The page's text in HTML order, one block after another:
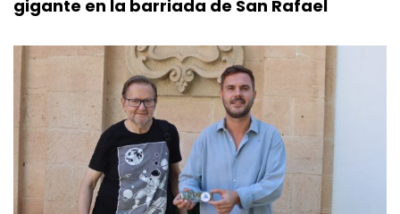
gigante en la barriada de San Rafael